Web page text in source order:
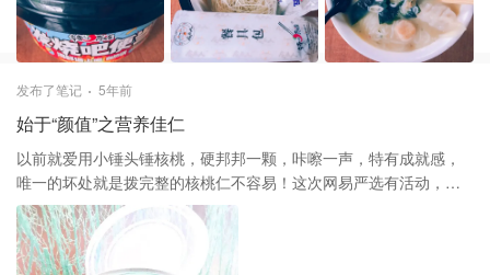
带点微辣，太好吃啦吃喝光光，表示这本不该一个自热锅该有的水
平🤣，真赞！唯一的缺点是鱼丸不Q，价格略高，但是值得给五星
发布了笔记 5年前
始于“颜值”之营养佳仁
以前就爱用小锤头锤核桃，硬邦邦一颗，咔嚓一声，特有成就感，
唯一的坏处就是拨完整的核桃仁不容易！这次网易严选有活动，就
此中国直邮买了罐装核桃仁，黄色的罐装，真空保存，打开粒粒黄
色的核桃仁，都肉质饱满的，吃起来香脆，原滋原味，跟新鲜拨壳
的味道一样，可以生吃，平常搭配煮杂粮粥，磨粉味道都很好